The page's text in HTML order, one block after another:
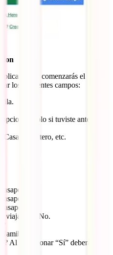
y comenzarás el
los siguientes campos:
Solo si tuviste antes otro
Casado, soltero, etc.
viajar?: Sí/No.
Al seleccionar “Sí” deberás